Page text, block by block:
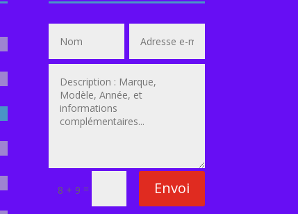
8 + 9 = Envoi